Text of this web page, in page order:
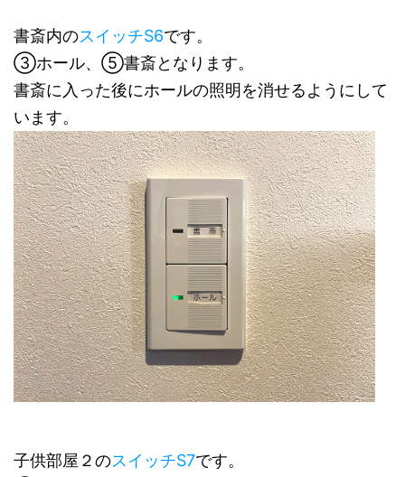
書斎内のスイッチS6です。
③ホール、⑤書斎となります。
書斎に入った後にホールの照明を消せるようにして
います。
子供部屋２のスイッチS7です。